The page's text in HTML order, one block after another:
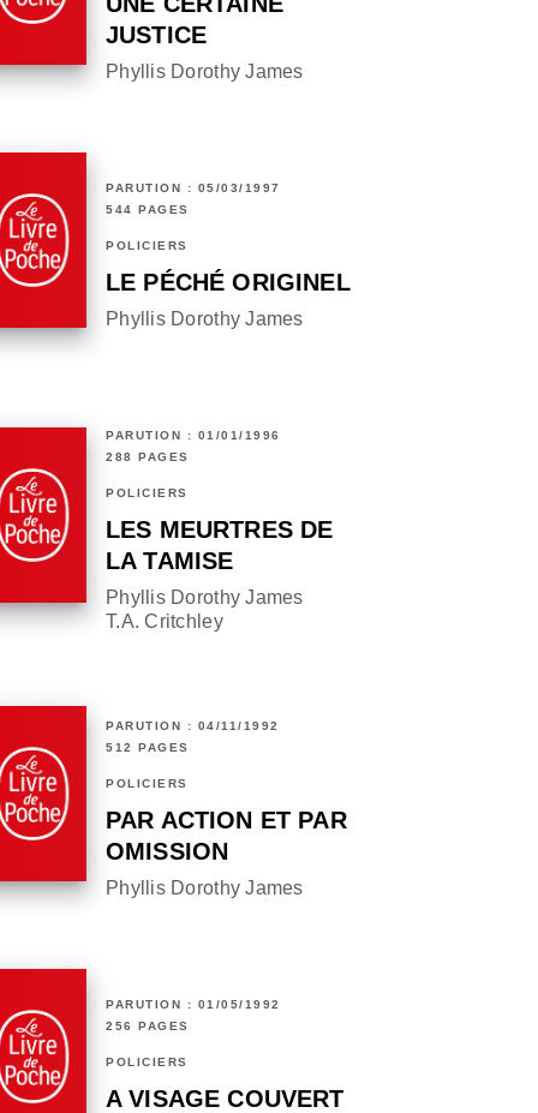
JUSTICE
Phyllis Dorothy James
PARUTION : 05/03/1997
544 PAGES
POLICIERS
LE PÉCHÉ ORIGINEL
Phyllis Dorothy James
PARUTION : 01/01/1996
288 PAGES
POLICIERS
LES MEURTRES DE
LA TAMISE
Phyllis Dorothy James
T.A. Critchley
PARUTION : 04/11/1992
512 PAGES
POLICIERS
PAR ACTION ET PAR
OMISSION
Phyllis Dorothy James
PARUTION : 01/05/1992
256 PAGES
POLICIERS
A VISAGE COUVERT